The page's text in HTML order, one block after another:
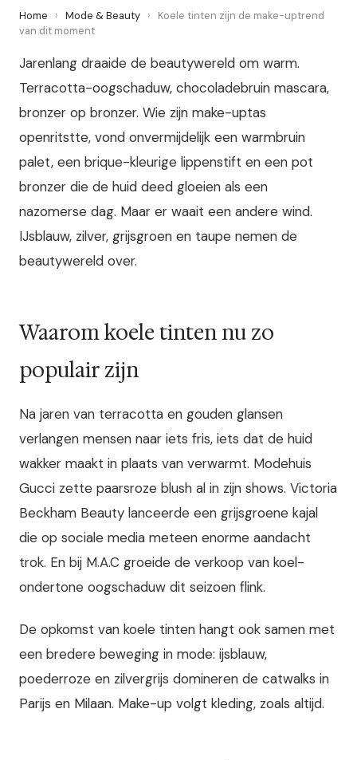
Home › Mode & Beauty ›
Koele tinten zijn de make-uptrend
van dit moment
Jarenlang draaide de beautywereld om warm.
Terracotta-oogschaduw, chocoladebruin mascara,
bronzer op bronzer. Wie zijn make-uptas
openritstte, vond onvermijdelijk een warmbruin
palet, een brique-kleurige lippenstift en een pot
bronzer die de huid deed gloeien als een
nazomerse dag. Maar er waait een andere wind.
IJsblauw, zilver, grijsgroen en taupe nemen de
beautywereld over.
Waarom koele tinten nu zo
populair zijn
Na jaren van terracotta en gouden glansen
verlangen mensen naar iets fris, iets dat de huid
wakker maakt in plaats van verwarmt. Modehuis
Gucci zette paarsroze blush al in zijn shows. Victoria
Beckham Beauty lanceerde een grijsgroene kajal
die op sociale media meteen enorme aandacht
trok. En bij M.A.C groeide de verkoop van koel-
ondertone oogschaduw dit seizoen flink.
De opkomst van koele tinten hangt ook samen met
een bredere beweging in mode: ijsblauw,
poederroze en zilvergrijs domineren de catwalks in
Parijs en Milaan. Make-up volgt kleding, zoals altijd.